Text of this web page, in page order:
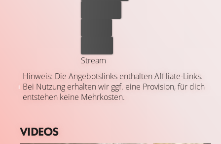
Stream
Hinweis: Die Angebotslinks enthalten Affiliate-Links.
Bei Nutzung erhalten wir ggf. eine Provision, für dich
entstehen keine Mehrkosten.
VIDEOS